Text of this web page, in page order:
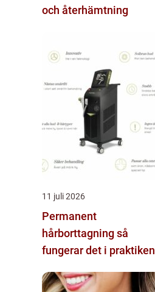
och återhämtning
11 juli 2026
Permanent
hårborttagning så
fungerar det i praktiken